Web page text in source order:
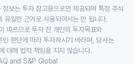
보는 투자 참고용으로만 제공되며 특정 주식
유일한 근거로 사용되어서는 안 됩니다.
따르므로 투자 전 개인의 투자목표와
판단에 따라 투자하시기 바라며, 당사는
대해 법적 책임을 지지 않습니다.
and S&P Global